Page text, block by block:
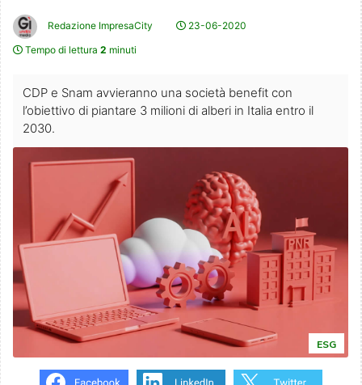
Redazione ImpresaCity
23-06-2020
Tempo di lettura 2 minuti
CDP e Snam avvieranno una società benefit con
l’obiettivo di piantare 3 milioni di alberi in Italia entro il
2030.
ESG